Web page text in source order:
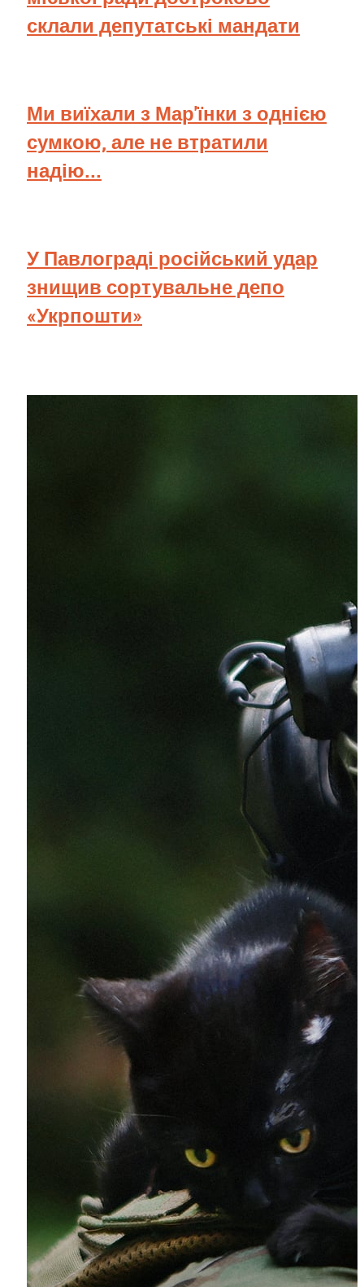
склали депутатські мандати
Ми виїхали з Мар'їнки з однією
сумкою, але не втратили
надію...
У Павлограді російський удар
знищив сортувальне депо
«Укрпошти»